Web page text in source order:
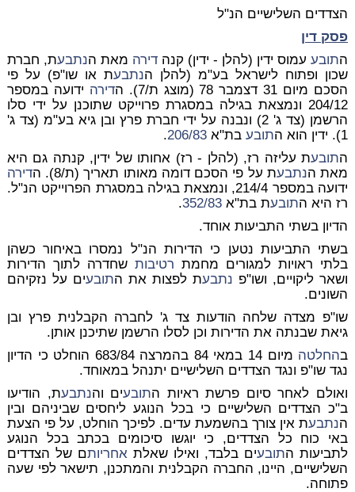
הצדדים השלישיים הנ"ל
פסק דין
התובעעמוס ידין (להלן - ידין) קנהדירה מאת הנתבעת, חברת
שכון ופתוח לישראל בע"מ (להלן הנתבעת או שו"פ) על פי
הסכם מיום 31 דצמבר 78 (מוצג ת/7). ה
דירה ידועה במספר
204/12 ונמצאת בגילה במסגרת פרוייקט שתוכנן על ידי סלו
הרשמן (צד ג' 2) ונבנה על ידי חברת פרץ ובן גיא בע"מ (צד ג'
1). ידין הוא ה
תובעבת"א 206/83
.
התובעת עליזה רז, (להלן - רז) אחותו של ידין, קנתה גם היא
מאת הנתבעת על פי הסכם דומה מאותו תאריך (ת/8). ה
דירה
ידועה במספר 214/4, ונמצאת בגילה במסגרת הפרוייקט הנ"ל.
רז היא התובעת בת"א352/83
.
הדיון בשתי התביעות אוחד.
בשתי התביעות נטען כי הדירות הנ"ל נמסרו באיחור כשהן
בלתי ראויות למגורים מחמת רטיבות שחדרה לתוך הדירות
ושאר ליקויים, ושו"פ נתבעת לפצות את התובעים על נזקיהם
השונים.
שו"פ מצדה שלחה הודעות צד ג' לחברה הקבלנית פרץ ובן
גיאת שבנתה את הדירות וכן לסלו הרשמן שתיכנן אותן.
בהחלטה
מיום 14 במאי 84 בהמרצה 683/84 הוחלט כי הדיון
נגד שו"פ ונגד הצדדים השלישיים יתנהל במאוחד.
ואולם לאחר סיום פרשת ראיות התובעים והנתבעת, הודיעו
ב"כ הצדדים השלישיים כי בכל הנוגע ליחסים שביניהם ובין
הנתבעת אין צורך בהשמעת עדים. לפיכך הוחלט, על פי הצעת
באי כוח כל הצדדים, כי יוגשו סיכומים בכתב בכל הנוגע
לתביעות התובעים בלבד, ואילו שאלת אחריותם של הצדדים
השלישיים, היינו, החברה הקבלנית והמתכנן, תישאר לפי שעה
פתוחה.